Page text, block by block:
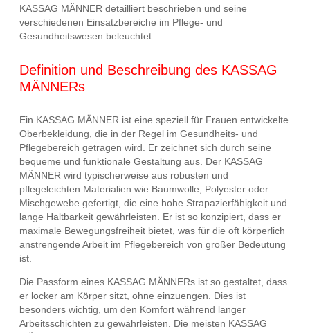
KASSAG MÄNNER detailliert beschrieben und seine
verschiedenen Einsatzbereiche im Pflege- und
Gesundheitswesen beleuchtet.
Definition und Beschreibung des KASSAG
MÄNNERs
Ein KASSAG MÄNNER ist eine speziell für Frauen entwickelte
Oberbekleidung, die in der Regel im Gesundheits- und
Pflegebereich getragen wird. Er zeichnet sich durch seine
bequeme und funktionale Gestaltung aus. Der KASSAG
MÄNNER wird typischerweise aus robusten und
pflegeleichten Materialien wie Baumwolle, Polyester oder
Mischgewebe gefertigt, die eine hohe Strapazierfähigkeit und
lange Haltbarkeit gewährleisten. Er ist so konzipiert, dass er
maximale Bewegungsfreiheit bietet, was für die oft körperlich
anstrengende Arbeit im Pflegebereich von großer Bedeutung
ist.
Die Passform eines KASSAG MÄNNERs ist so gestaltet, dass
er locker am Körper sitzt, ohne einzuengen. Dies ist
besonders wichtig, um den Komfort während langer
Arbeitsschichten zu gewährleisten. Die meisten KASSAG